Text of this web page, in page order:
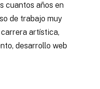
cuantos años en
de trabajo muy
artística,
desarrollo web